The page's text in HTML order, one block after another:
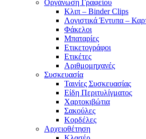
Οργάνωση Γραφείου
Κλιπ – Binder Clips
Λογιστικά Έντυπα –
Φάκελοι
Μπαταρίες
Ετικετογράφοι
Ετικέτες
Αριθμομηχανές
Συσκευασία
Ταινίες Συσκευασίας
Είδη Περιτυλίγματος
Χαρτοκιβώτια
Σακούλες
Κορδέλες
Αρχειοθέτηση